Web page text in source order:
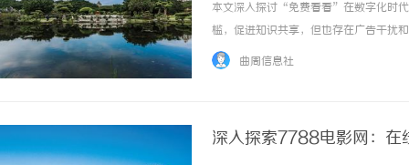
本文深入探讨“免费看看”在数字化时
槛，促进知识共享，但也存在广告干扰
费资源，并展望未来发展趋势。 ...……
曲周信息社
深入探索7788电影网：在